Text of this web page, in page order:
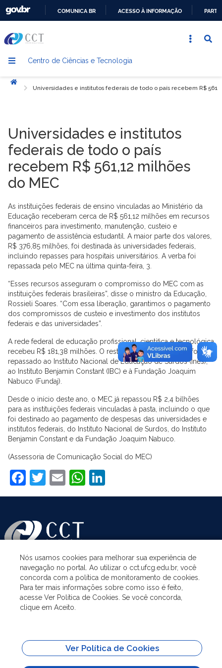
CONTEÚDO
COMUNICA BR ACESSO À INFORMAÇÃO
Centro de Ciências e Tecnologia
Início
Universidades e institutos federais de todo o país recebem R$
Universidades e institutos
federais de todo o país
recebem R$ 561,12 milhões
do MEC
As instituições federais de ensino vinculadas ao Ministério da
Educação receberam cerca de R$ 561,12 milhões em recursos
financeiros para investimento, manutenção, custeio e
pagamento de assistência estudantil. A maior parte dos valores,
R$ 376,85 milhões, foi destinada às universidades federais,
incluindo repasses para hospitais universitários. A verba foi
repassada pelo MEC na última quinta-feira, 3.
“Esses recursos asseguram o compromisso do MEC com as
instituições federais brasileiras”, disse o ministro da Educação,
Rossieli Soares. “Com essa liberação, garantimos o pagamento
dos compromissos de custeio e investimento dos institutos
federais e das universidades”.
A rede federal de educação profissional, científica e tecnológica
recebeu R$ 181,38 milhões. O restante, R$ 2,89 milhões, foi
repassado ao Instituto Nacional de Educação de Surdos (Ines),
ao Instituto Benjamin Constant (IBC) e à Fundação Joaquim
Nabuco (Fundaj).
Desde o início deste ano, o MEC já repassou R$ 2,4 bilhões
para as instituições federais vinculadas à pasta, incluindo o que
foi destinado ao pagamento de despesas das universidades e
institutos federais, do Instituto Nacional de Surdos, do Instituto
Benjamin Constant e da Fundação Joaquim Nabuco.
(Assessoria de Comunicação Social do MEC)
Facebook
Twitter
EmailWhatsApp
ASSUNTOS
ACESSO À INFORMAÇÃO
SITES IMPORTANTES
Nós usamos cookies para melhorar sua experiência de
navegação no portal. Ao utilizar o cct.ufcg.edu.br, você
concorda com a política de monitoramento de cookies.
Para ter mais informações sobre como isso é feito,
acesse Ver Política de Cookies. Se você concorda,
clique em Aceito.
Ver Política de Cookies